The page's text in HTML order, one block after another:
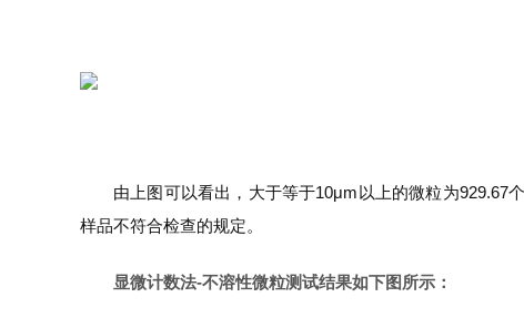
由上图可以看出，大于等于10μm以上的微粒为929.67
样品不符合检查的规定。
显微计数法-不溶性微粒测试结果如下图所示：